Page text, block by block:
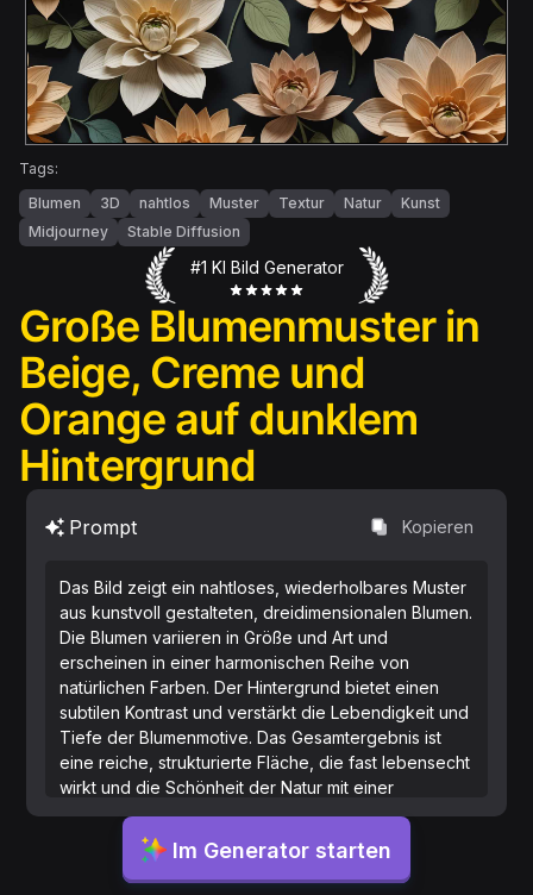
Tags:
Blumen
3D nahtlos Muster Textur Natur
Kunst
Midjourney
Stable Diffusion
#1 KI Bild Generator
Große Blumenmuster in
Beige, Creme und
Orange auf dunklem
Hintergrund
Prompt Kopieren
Das Bild zeigt ein nahtloses, wiederholbares Muster
aus kunstvoll gestalteten, dreidimensionalen Blumen.
Die Blumen variieren in Größe und Art und
erscheinen in einer harmonischen Reihe von
natürlichen Farben. Der Hintergrund bietet einen
subtilen Kontrast und verstärkt die Lebendigkeit und
Tiefe der Blumenmotive. Das Gesamtergebnis ist
eine reiche, strukturierte Fläche, die fast lebensecht
wirkt und die Schönheit der Natur mit einer
stilisierten, künstlerischen Darstellung nahtlos
Im Generator starten